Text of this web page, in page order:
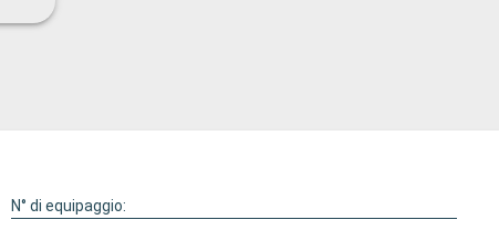
N° di equipaggio: